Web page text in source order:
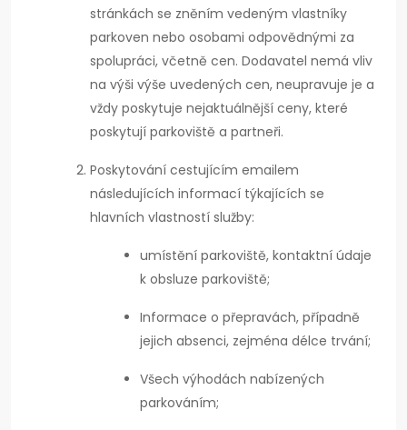
stránkách se zněním vedeným vlastníky
parkoven nebo osobami odpovědnými za
spolupráci, včetně cen. Dodavatel nemá vliv
na výši výše uvedených cen, neupravuje je a
vždy poskytuje nejaktuálnější ceny, které
poskytují parkoviště a partneři.
Poskytování cestujícím emailem
následujících informací týkajících se
hlavních vlastností služby:
umístění parkoviště, kontaktní údaje
k obsluze parkoviště;
Informace o přepravách, případně
jejich absenci, zejména délce trvání;
Všech výhodách nabízených
parkováním;